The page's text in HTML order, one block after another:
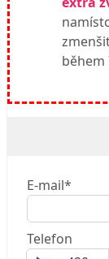
během
E-mail*
Telefon